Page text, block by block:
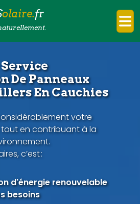
olaire.fr
De Panneaux
En Cauchies
votre
en contribuant à la
c’est :
d'énergie renouvelable
besoins